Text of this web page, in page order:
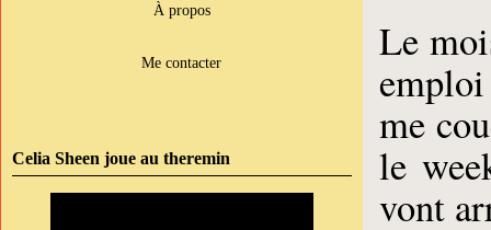
À propos
Me contacter
Celia Sheen joue au theremin
Le
me
le
vont